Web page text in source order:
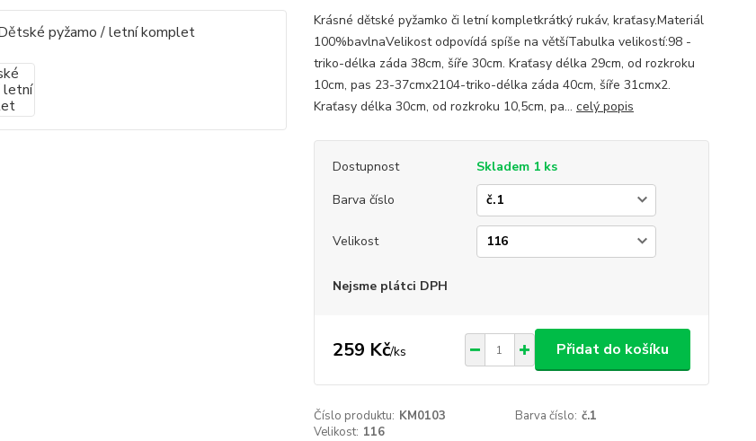
Krásné dětské pyžamko či letní kompletkrátký rukáv, kraťasy.Materiál
100%bavlnaVelikost odpovídá spíše na většíTabulka velikostí:98 -
triko-délka záda 38cm, šíře 30cm. Kraťasy délka 29cm, od rozkroku
10cm, pas 23-37cmx2104-triko-délka záda 40cm, šíře 31cmx2.
Kraťasy délka 30cm, od rozkroku 10,5cm, pa... celý popis
Dostupnost
Skladem 1 ks
Barva číslo
Velikost
Nejsme plátci DPH
259 Kč/ks Přidat do košíku
Číslo produktu: KM0103 Barva číslo: č.1
Velikost: 116